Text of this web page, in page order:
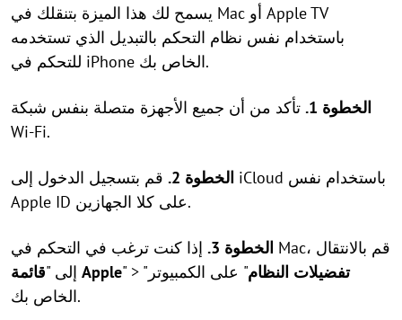
يسمح لك هذا الميزة بتنقلك في Mac أو Apple TV
باستخدام نفس نظام التحكم بالتبديل الذي تستخدمه
للتحكم في iPhone الخاص بك.
الخطوة 1.
تأكد من أن جميع الأجهزة متصلة بنفس شبكة
Wi-Fi.
الخطوة 2.
قم بتسجيل الدخول إلى iCloud باستخدام نفس
Apple ID على كلا الجهازين.
الخطوة 3.
إذا كنت ترغب في التحكم في Mac، قم بالانتقال
إلى " قائمة Apple" > " تفضيلات النظام" على الكمبيوتر
الخاص بك.